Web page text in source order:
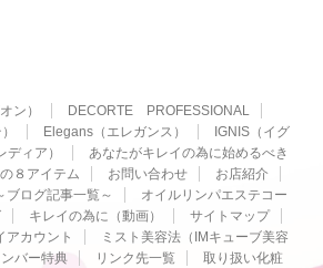
ン）
DECORTE PROFESSIONAL
Elegans（エレガンス）
IGNIS（イグ
ィア）
あなたがキレイの為に始めるべき
８アイテム
お問い合わせ
お店紹介
ブログ記事一覧～
オイルリンパエステコー
キレイの為に（動画）
サイトマップ
アカウント
ミスト美容法（IMキューブ美容
ンバー特典 リンク先一覧
取り扱い化粧